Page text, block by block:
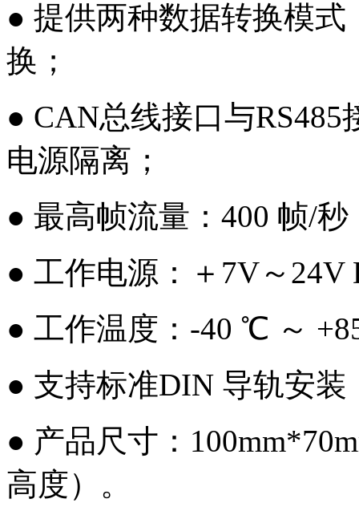
● 提供两种数据转换模
换；
● CAN总线接口与
电源隔离；
● 最高帧流量：400 帧/
● 工作电源：＋7V～
● 工作温度：-40 ℃ ～
● 支持标准DIN 导轨安装
● 产品尺寸：
高度）。